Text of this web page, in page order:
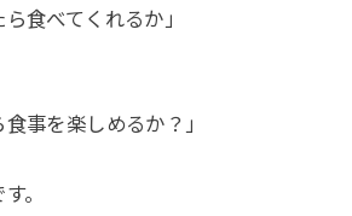
食べてくれるか」
事を楽しめるか？」
。